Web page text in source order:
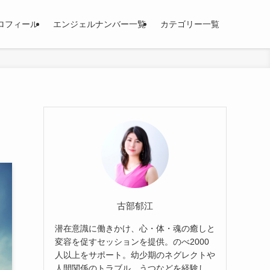
フィール エンジェルナンバー一覧 カテゴリー一覧
古部郁江
潜在意識に働きかけ、心・体・魂の癒しと
変容を促すセッションを提供。のべ2000
人以上をサポート。幼少期のネグレクトや
人間関係のトラブル、うつなどを経験し、